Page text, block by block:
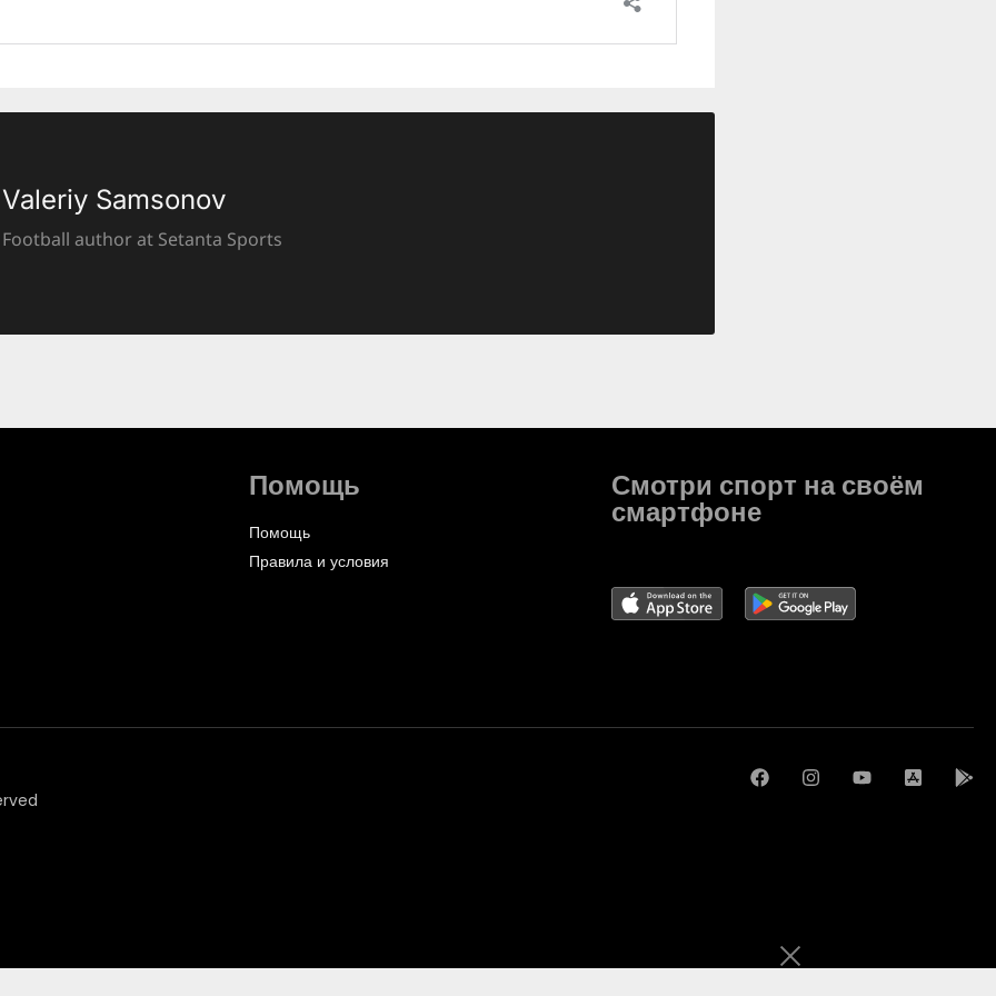
Valeriy Samsonov
Football author at Setanta Sports
Помощь
Помощь
Правила и условия
Смотри спорт на своём
смартфоне